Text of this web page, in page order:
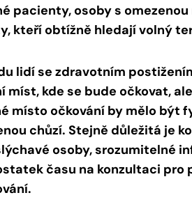
pacienty, osoby s
kteří obtížně hledají volný
lidí se zdravotním
míst, kde se bude očkovat,
místo očkování by mělo být
chůzí. Stejně důležitá je
osoby, srozumitelné
času na konzultaci